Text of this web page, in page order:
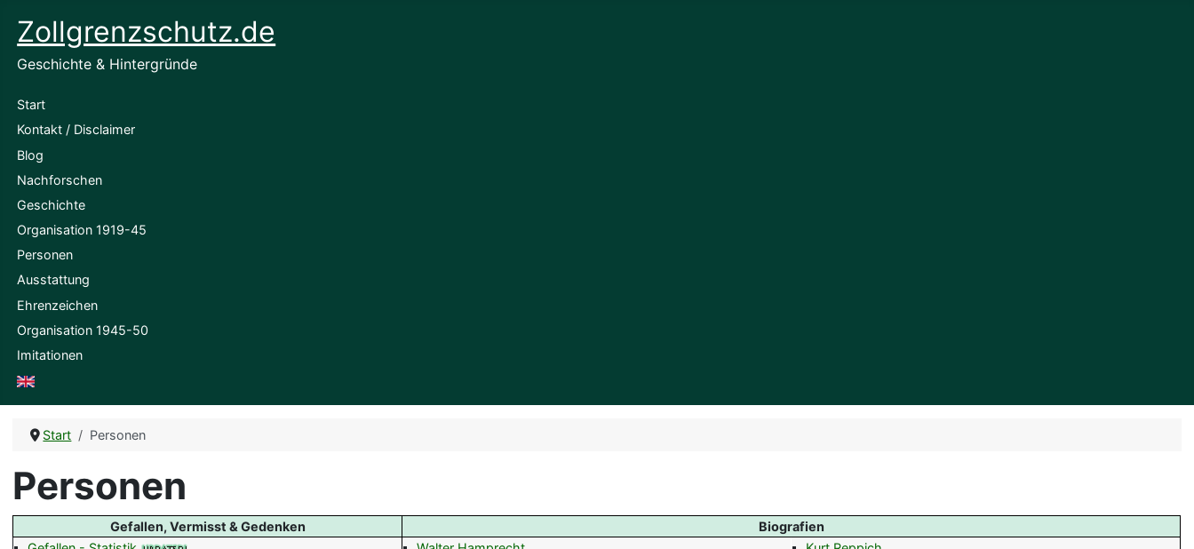
Zollgrenzschutz.de
Geschichte & Hintergründe
Start
Kontakt / Disclaimer
Blog
Nachforschen
Geschichte
Organisation 1919-45
Personen
Ausstattung
Ehrenzeichen
Organisation 1945-50
Imitationen
English
Start Personen
Personen
Gefallen, Vermisst & Gedenken
Biografien